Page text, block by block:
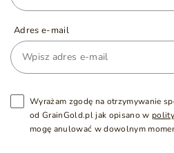
Adres e-mail
Wyrażam zgodę na otrzymywanie
od GrainGold.pl jak opisano w
mogę anulować w dowolnym